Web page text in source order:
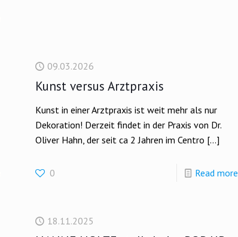
09.03.2026
Kunst versus Arztpraxis
Kunst in einer Arztpraxis ist weit mehr als nur
Dekoration! Derzeit findet in der Praxis von Dr.
Oliver Hahn, der seit ca 2 Jahren im Centro […]
0 Read more
18.11.2025